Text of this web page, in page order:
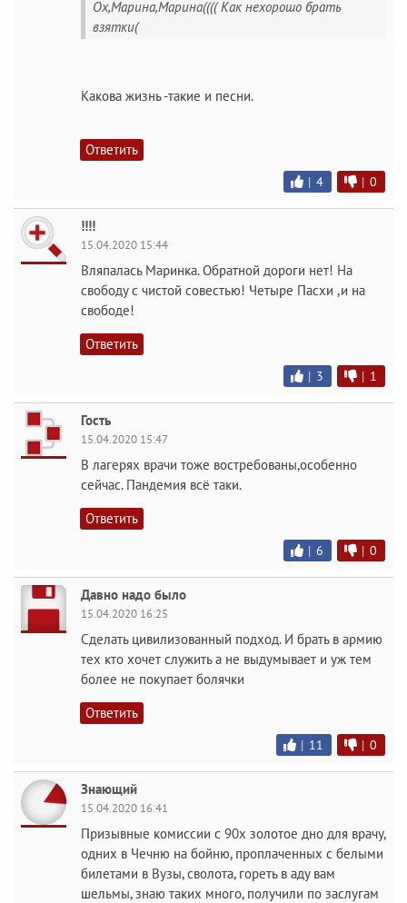
Ох,Марина,Марина(((( Как нехорошо брать
взятки(
Какова жизнь -такие и песни.
Ответить
| 4 | 0
!!!!
15.04.2020 15:44
Вляпалась Маринка. Обратной дороги нет! На
свободу с чистой совестью! Четыре Пасхи ,и на
свободе!
Ответить
| 3 | 1
Гость
15.04.2020 15:47
В лагерях врачи тоже востребованы,особенно
сейчас. Пандемия всё таки.
Ответить
| 6 | 0
Давно надо было
15.04.2020 16:25
Сделать цивилизованный подход. И брать в армию
тех кто хочет служить а не выдумывает и уж тем
более не покупает болячки
Ответить
| 11 | 0
Знающий
15.04.2020 16:41
Призывные комиссии с 90х золотое дно для врачу,
одних в Чечню на бойню, проплаченных с белыми
билетами в Вузы, сволота, гореть в аду вам
шельмы, знаю таких много, получили по заслугам